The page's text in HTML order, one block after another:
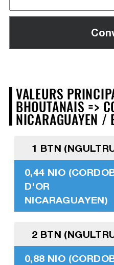
VALEURS
BHOUTANAIS =>
NICARAGUAYEN /
1 BTN
0,44 NIO
D'OR
NICARAGUAYEN)
2 BTN
0,88 NIO